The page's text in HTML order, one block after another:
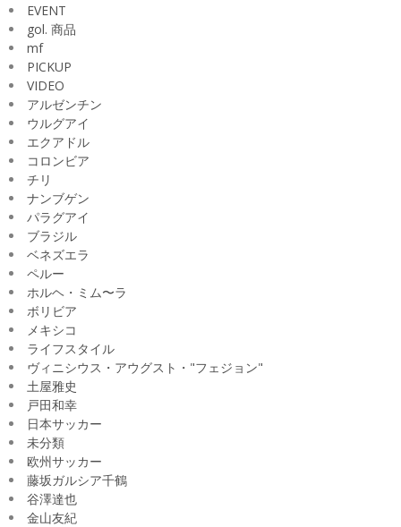
EVENT
gol. 商品
mf
PICKUP
VIDEO
アルゼンチン
ウルグアイ
エクアドル
コロンビア
チリ
ナンブゲン
パラグアイ
ブラジル
ベネズエラ
ペルー
ホルヘ・ミム〜ラ
ボリビア
メキシコ
ライフスタイル
ヴィニシウス・アウグスト・"フェジョン"
土屋雅史
戸田和幸
日本サッカー
未分類
欧州サッカー
藤坂ガルシア千鶴
谷澤達也
金山友紀